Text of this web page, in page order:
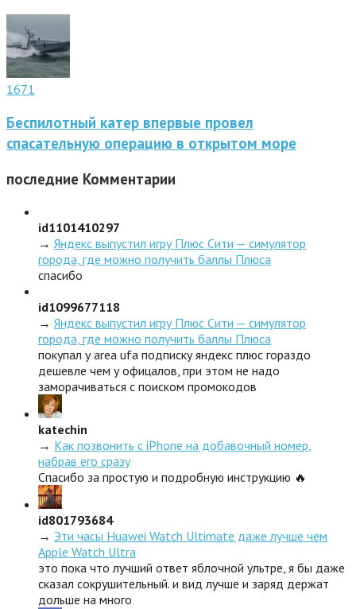
1671
Беспилотный катер впервые провел
спасательную операцию в открытом море
последние Комментарии
id1101410297
→ Яндекс выпустил игру Плюс Сити — симулятор
города, где можно получить баллы Плюса
спасибо
id1099677118
→ Яндекс выпустил игру Плюс Сити — симулятор
города, где можно получить баллы Плюса
покупал у area ufa подписку яндекс плюс гораздо
дешевле чем у офицалов, при этом не надо
заморачиваться с поиском промокодов
katechin
→ Как позвонить с iPhone на добавочный номер,
набрав его сразу
Спасибо за простую и подробную инструкцию 🔥
id801793684
→ Эти часы Huawei Watch Ultimate даже лучше чем
Apple Watch Ultra
это пока что лучший ответ яблочной ультре, я бы даже
сказал сокрушительный. и вид лучше и заряд держат
дольше на много